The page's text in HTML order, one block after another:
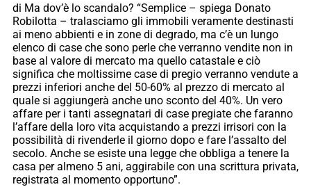
di Ma dov’è lo scandalo? “Semplice – spiega Donato
Robilotta – tralasciamo gli immobili veramente destinasti
ai meno abbienti e in zone di degrado, ma c’è un lungo
elenco di case che sono perle che verranno vendite non in
base al valore di mercato ma quello catastale e ciò
significa che moltissime case di pregio verranno vendute a
prezzi inferiori anche del 50-60% al prezzo di mercato al
quale si aggiungerà anche uno sconto del 40%. Un vero
affare per i tanti assegnatari di case pregiate che faranno
l’affare della loro vita acquistando a prezzi irrisori con la
possibilità di rivenderle il giorno dopo e fare l’assalto del
secolo. Anche se esiste una legge che obbliga a tenere la
casa per almeno 5 ani, aggirabile con una scrittura privata,
registrata al momento opportuno”.